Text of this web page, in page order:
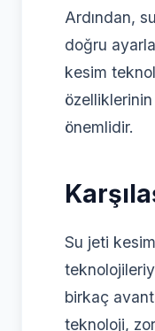
Ardından,
doğru
kesim
önemlidir.
Su jeti
birkaç
teknoloji,